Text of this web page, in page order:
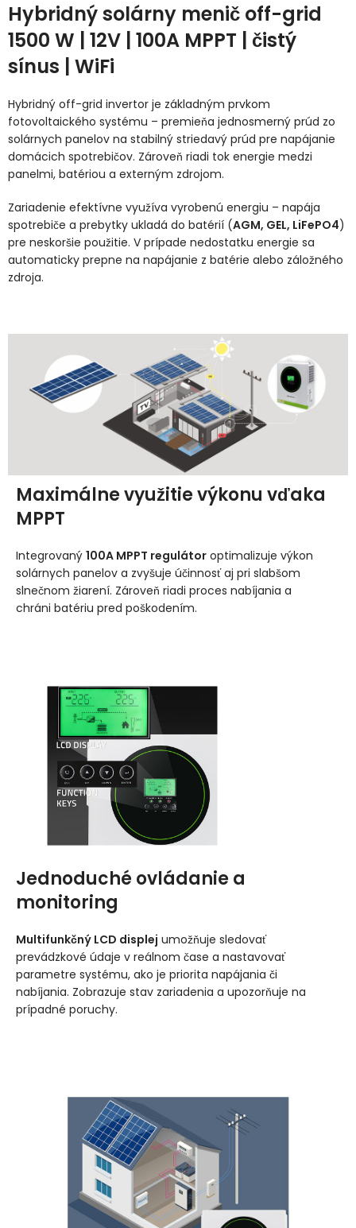
Hybridný solárny menič off-grid
1500 W | 12V | 100A MPPT | čistý
sínus | WiFi
Hybridný off-grid invertor je základným prvkom
fotovoltaického systému – premieňa jednosmerný prúd zo
solárnych panelov na stabilný striedavý prúd pre napájanie
domácich spotrebičov. Zároveň riadi tok energie medzi
panelmi, batériou a externým zdrojom.
Zariadenie efektívne využíva vyrobenú energiu – napája
spotrebiče a prebytky ukladá do batérií (AGM, GEL, LiFePO4)
pre neskoršie použitie. V prípade nedostatku energie sa
automaticky prepne na napájanie z batérie alebo záložného
zdroja.
Maximálne využitie výkonu vďaka
MPPT
Integrovaný 100A MPPT regulátor optimalizuje výkon
solárnych panelov a zvyšuje účinnosť aj pri slabšom
slnečnom žiarení. Zároveň riadi proces nabíjania a
chráni batériu pred poškodením.
Jednoduché ovládanie a
monitoring
Multifunkčný LCD displej umožňuje sledovať
prevádzkové údaje v reálnom čase a nastavovať
parametre systému, ako je priorita napájania či
nabíjania. Zobrazuje stav zariadenia a upozorňuje na
prípadné poruchy.